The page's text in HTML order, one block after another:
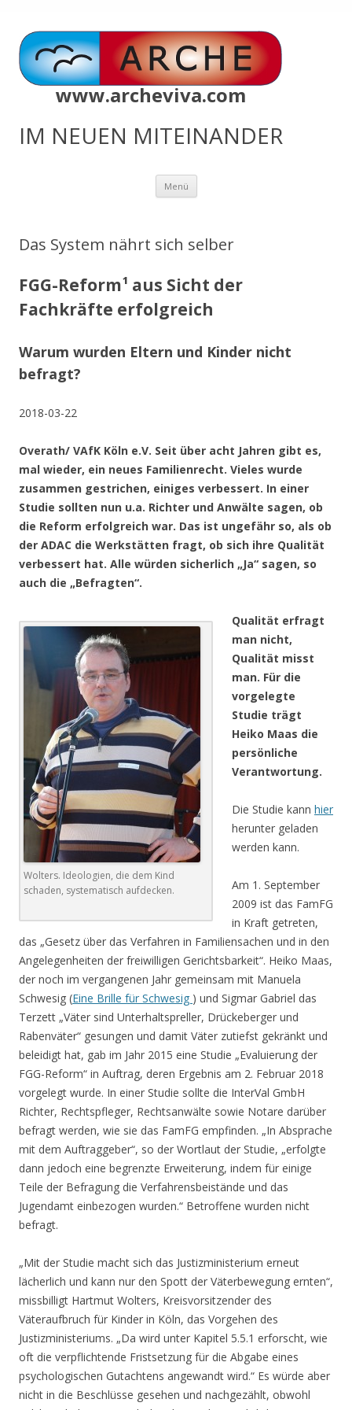
www.archeviva.com
IM NEUEN MITEINANDER
Menü Zum
springen
Das System nährt sich selber
FGG-Reform¹ aus Sicht der
Fachkräfte erfolgreich
Warum wurden Eltern und Kinder nicht
befragt?
2018-03-22
Overath/ VAfK Köln e.V. Seit über acht Jahren gibt es,
mal wieder, ein neues Familienrecht. Vieles wurde
zusammen gestrichen, einiges verbessert. In einer
Studie sollten nun u.a. Richter und Anwälte sagen, ob
die Reform erfolgreich war. Das ist ungefähr so, als ob
der ADAC die Werkstätten fragt, ob sich ihre Qualität
verbessert hat. Alle würden sicherlich „Ja“ sagen, so
auch die „Befragten“.
Wolters. Ideologien, die dem Kind
schaden, systematisch aufdecken.
Qualität erfragt
man nicht,
Qualität misst
man. Für die
vorgelegte
Studie trägt
Heiko Maas die
persönliche
Verantwortung.
Die Studie kann hier
herunter geladen
werden kann.
Am 1. September
2009 ist das FamFG
in Kraft getreten,
das „Gesetz über das Verfahren in Familiensachen und in den
Angelegenheiten der freiwilligen Gerichtsbarkeit“. Heiko Maas,
der noch im vergangenen Jahr gemeinsam mit Manuela
Schwesig (Eine Brille für Schwesig ) und Sigmar Gabriel das
Terzett „Väter sind Unterhaltspreller, Drückeberger und
Rabenväter“ gesungen und damit Väter zutiefst gekränkt und
beleidigt hat, gab im Jahr 2015 eine Studie „Evaluierung der
FGG-Reform“ in Auftrag, deren Ergebnis am 2. Februar 2018
vorgelegt wurde. In einer Studie sollte die InterVal GmbH
Richter, Rechtspfleger, Rechtsanwälte sowie Notare darüber
befragt werden, wie sie das FamFG empfinden. „In Absprache
mit dem Auftraggeber“, so der Wortlaut der Studie, „erfolgte
dann jedoch eine begrenzte Erweiterung, indem für einige
Teile der Befragung die Verfahrensbeistände und das
Jugendamt einbezogen wurden.“ Betroffene wurden nicht
befragt.
„Mit der Studie macht sich das Justizministerium erneut
lächerlich und kann nur den Spott der Väterbewegung ernten“,
missbilligt Hartmut Wolters, Kreisvorsitzender des
Väteraufbruch für Kinder in Köln, das Vorgehen des
Justizministeriums. „Da wird unter Kapitel 5.5.1 erforscht, wie
oft die verpflichtende Fristsetzung für die Abgabe eines
psychologischen Gutachtens angewandt wird.“ Es würde aber
nicht in die Beschlüsse gesehen und nachgezählt, obwohl